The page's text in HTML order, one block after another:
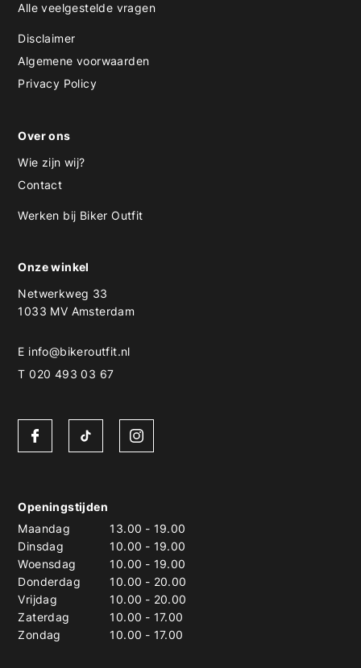
Alle veelgestelde vragen
Disclaimer
Algemene voorwaarden
Privacy Policy
Over ons
Wie zijn wij?
Contact
Werken bij Biker Outfit
Onze winkel
Netwerkweg 33
1033 MV Amsterdam
E info@bikeroutfit.nl
T 020 493 03 67
Openingstijden
Maandag
13.00 - 19.00
Dinsdag
10.00 - 19.00
Woensdag
10.00 - 19.00
Donderdag
10.00 - 20.00
Vrijdag
10.00 - 20.00
Zaterdag
10.00 - 17.00
Zondag
10.00 - 17.00